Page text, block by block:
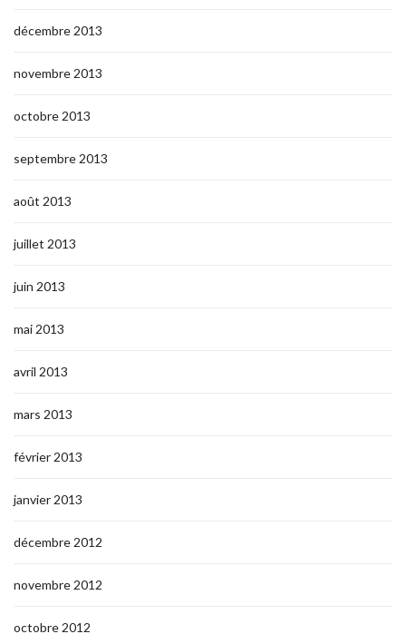
décembre 2013
novembre 2013
octobre 2013
septembre 2013
août 2013
juillet 2013
juin 2013
mai 2013
avril 2013
mars 2013
février 2013
janvier 2013
décembre 2012
novembre 2012
octobre 2012